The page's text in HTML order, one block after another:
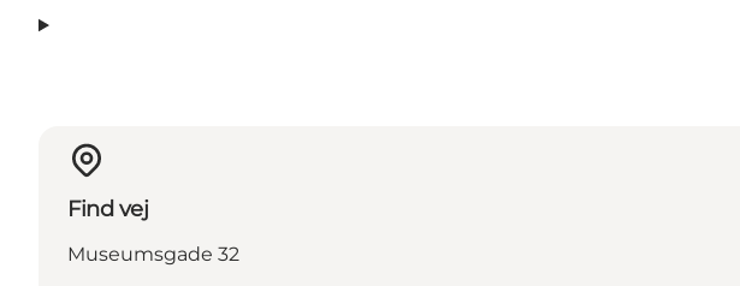
Find vej
Museumsgade 32